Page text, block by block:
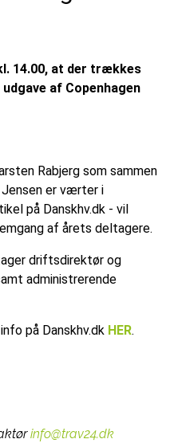
14.00, at der trækkes
af Copenhagen
Rabjerg som sammen
er værter i
på Danskhv.dk - vil
af årets deltagere.
driftsdirektør og
administrerende
på Danskhv.dk HER.
info@trav24.dk